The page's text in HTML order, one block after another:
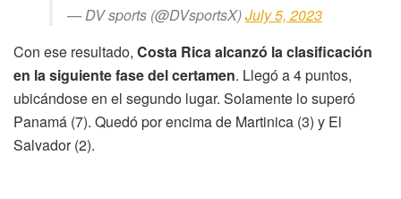
— DV sports (@DVsportsX)July 5, 2023
Con ese resultado, Costa Rica alcanzó la clasificación
en la siguiente fase del certamen. Llegó a 4 puntos,
ubicándose en el segundo lugar. Solamente lo superó
Panamá (7). Quedó por encima de Martinica (3) y El
Salvador (2).